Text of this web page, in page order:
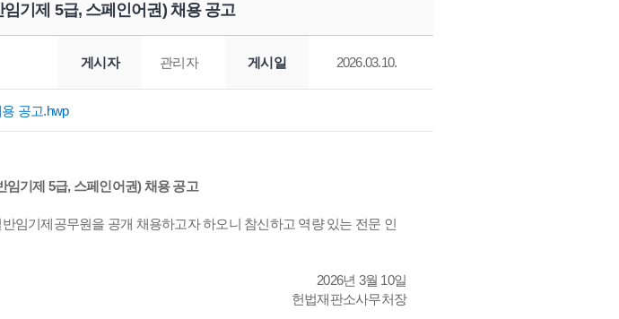
기제 5급, 스페인어권) 채용 공고
게시자 관리자 게시일 2026.03.10.
공고.hwp
기제 5급, 스페인어권) 채용 공고
임기제공무원을 공개 채용하고자 하오니 참신하고 역량 있는 전문 인
2026년 3월 10일
헌법재판소사무처장